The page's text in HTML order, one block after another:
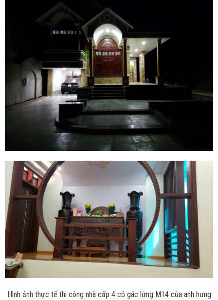
Hình ảnh thực tế thi công nhà cấp 4 có gác lửng M14 của anh hưng